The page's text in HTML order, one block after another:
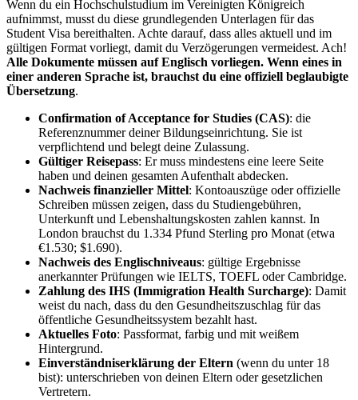
Wenn du ein Hochschulstudium im Vereinigten Königreich
aufnimmst, musst du diese grundlegenden Unterlagen für das
Student Visa bereithalten. Achte darauf, dass alles aktuell und im
gültigen Format vorliegt, damit du Verzögerungen vermeidest. Ach!
Alle Dokumente müssen auf Englisch vorliegen. Wenn eines in
einer anderen Sprache ist, brauchst du eine offiziell beglaubigte
Übersetzung.
Confirmation of Acceptance for Studies (CAS): die
Referenznummer deiner Bildungseinrichtung. Sie ist
verpflichtend und belegt deine Zulassung.
Gültiger Reisepass: Er muss mindestens eine leere Seite
haben und deinen gesamten Aufenthalt abdecken.
Nachweis finanzieller Mittel: Kontoauszüge oder offizielle
Schreiben müssen zeigen, dass du Studiengebühren,
Unterkunft und Lebenshaltungskosten zahlen kannst. In
London brauchst du 1.334 Pfund Sterling pro Monat (etwa
€1.530; $1.690).
Nachweis des Englischniveaus: gültige Ergebnisse
anerkannter Prüfungen wie IELTS, TOEFL oder Cambridge.
Zahlung des IHS (Immigration Health Surcharge): Damit
weist du nach, dass du den Gesundheitszuschlag für das
öffentliche Gesundheitssystem bezahlt hast.
Aktuelles Foto: Passformat, farbig und mit weißem
Hintergrund.
Einverständniserklärung der Eltern (wenn du unter 18
bist): unterschrieben von deinen Eltern oder gesetzlichen
Vertretern.